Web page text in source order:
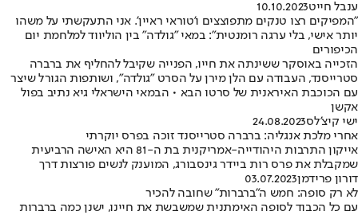
ענבל חייט10.10.2023
"המפיקים רצו טנקים מתפוצצים ו'טוראי ראיין'. אני התעקשתי על משהו
יותר אישי, בלי ערגה רומנטית": במאי "גולדה" בין הוליווד למלחמת יום
הכיפורים
הזכייה באוסקר ששינתה את חייו, הפנייה שקיבל להחליף את ברברה
סטרייסנד, העבודה עם הלן מירן על הסרט "גולדה", ושותפות הגורל שיצר
עם הכוכבת האיראנית של סרטו הבא • הבמאי הישראלי גיא נתיב בפול
אקשן
ישי קיצ'לס24.08.2023
אחרי מלכת אנגליה: ברברה סטרייסנד זוכה בפרס יוקרתי
אייקון התרבות היהודייה-אמריקנית בת ה-81 היא האישה הרביעית
שמקבלת את פרס רות ביידר גינסבורג, המוענק לנשים פורצות דרך
דורון פרידמן03.07.2023
לא רק סופה: חמש ה"ברברות" שחובה להכיר
עם כל הכבוד לסופה האימתנית שמשבשת את חיינו, ישנן כמה ברברות